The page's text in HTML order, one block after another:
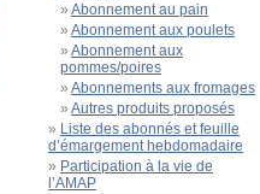
Abonnement au pain
Abonnement aux poulets
Abonnement aux
pommes/poires
Abonnements aux fromages
Autres produits proposés
Liste des abonnés et feuille
d’émargement hebdomadaire
Participation à la vie de
l’AMAP